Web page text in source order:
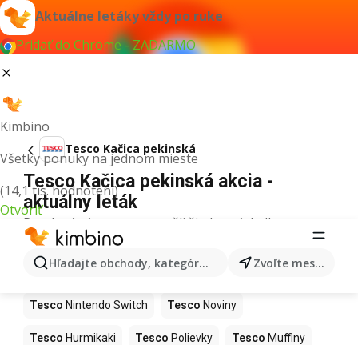
Aktuálne letáky vždy po ruke
Pridať do Chrome - ZADARMO
Kimbino
Všetky ponuky na jednom mieste
(14,1 tis. hodnotení)
Otvoriť
Hľadajte obchody, kategórie, produkty... Zvoľte mesto
Tesco Kačica pekinská
Tesco Kačica pekinská akcia -
aktuálny leták
Pre daný výraz sme nenašli žiadne výsledky.
Ďalšie produkty v obchodoch Tesco
Tesco Kapor Tesco Ashwagandha
Tesco Nintendo Switch Tesco Noviny
Tesco Hurmikaki Tesco Polievky Tesco Muffiny